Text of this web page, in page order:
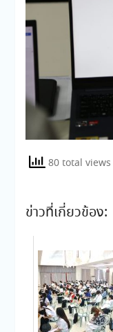
80 total views
ข่าวที่เกี่ยวข้อง: